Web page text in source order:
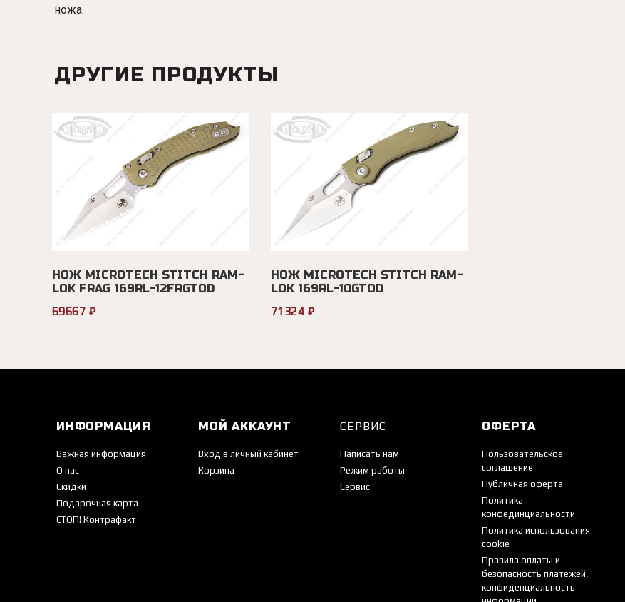
ножа.
ДРУГИЕ ПРОДУКТЫ
НОЖ MICROTECH STITCH RAM-
LOK FRAG 169RL-12FRGTOD
69667 ₽
НОЖ MICROTECH STITCH RAM-
LOK 169RL-10GTOD
71324 ₽
ИНФОРМАЦИЯ
Важная информация
О нас
Скидки
Подарочная карта
СТОП! Контрафакт
МОЙ АККАУНТ
Вход в личный кабинет
Корзина
СЕРВИС
Написать нам
Режим работы
Сервис
ОФЕРТА
Пользовательское
соглашение
Публичная оферта
Политика
конфединциальности
Политика использования
cookie
Правила оплаты и
безопасность платежей,
конфиденциальность